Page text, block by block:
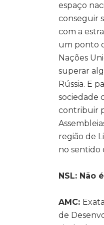
espaço
conseguir
com a
um ponto
Nações
superar
Rússia. E
sociedade
contribuir
região de
no sentido
NSL: Não
AMC:
de